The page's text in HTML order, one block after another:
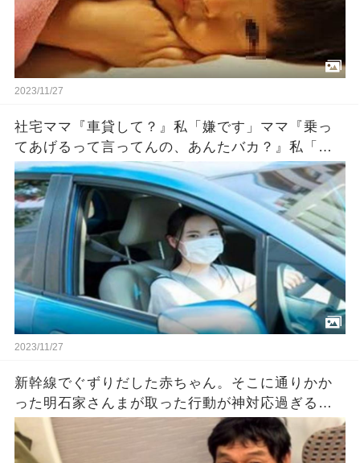
2023/11/27
社宅ママ『車貸して？』私「嫌です」ママ『乗っ
てあげるって言ってんの、あんたバカ？』私「バ
カとはなんですか！」『新入りのクセに生意気！
パパに言いつけてやる！』後日→
2023/11/27
新幹線でぐずりだした赤ちゃん。そこに通りかか
った明石家さんまが取った行動が神対応過ぎる…
が、オチがスゴかった。